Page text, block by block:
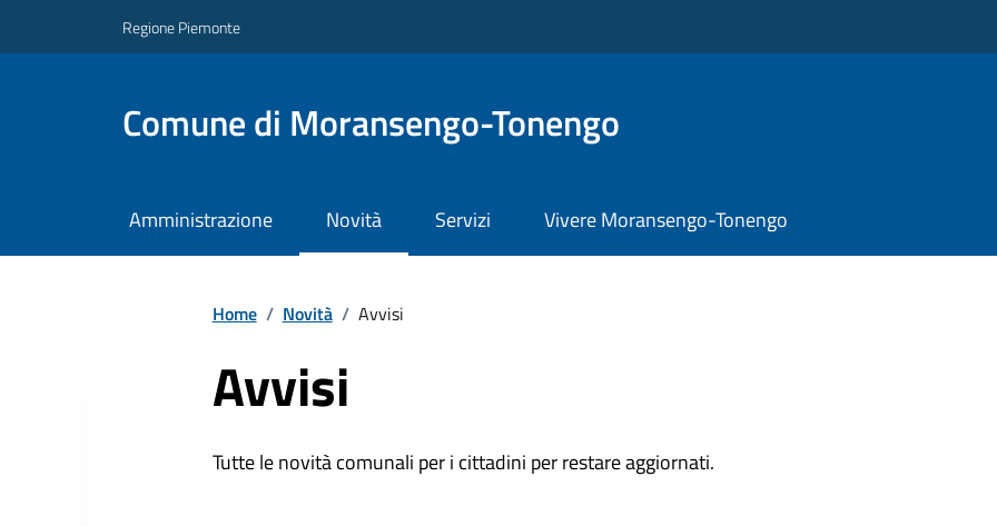
Regione Piemonte
Comune di Moransengo-Tonengo
Amministrazione Novità Servizi Vivere Moransengo-Tonengo
Home / Novità / Avvisi
Avvisi
Tutte le novità comunali per i cittadini per restare aggiornati.